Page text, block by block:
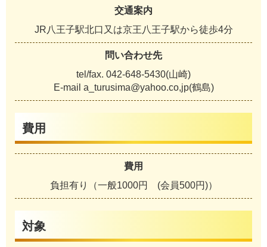
交通案内
JR八王子駅北口又は京王八王子駅から徒歩4分
問い合わせ先
tel/fax. 042-648-5430(山崎)
E-mail a_turusima@yahoo.co,jp(鶴島)
費用
費用
負担有り（一般1000円 (会員500円)）
対象